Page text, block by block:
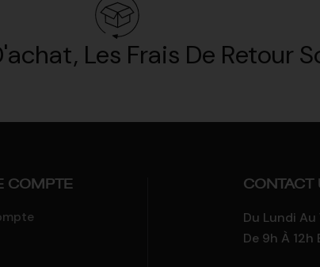
Les Frais De Retour
COMPTE
CONTACT
Du Lundi
De 9h À 12h